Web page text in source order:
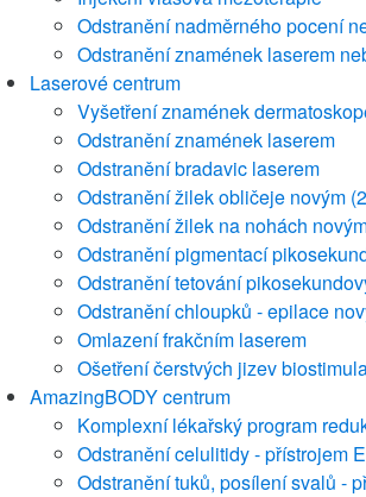
Odstranění nadměrného pocení
Odstranění znamének laserem
Laserové centrum
Vyšetření znamének
Odstranění znamének laserem
Odstranění bradavic laserem
Odstranění žilek obličeje novým
Odstranění žilek na nohách
Odstranění pigmentací
Odstranění tetování
Odstranění chloupků - epilace
Omlazení frakčním laserem
Ošetření čerstvých jizev
AmazingBODY centrum
Komplexní lékařský program
Odstranění celulitidy - přístrojem
Odstranění tuků, posílení svalů -